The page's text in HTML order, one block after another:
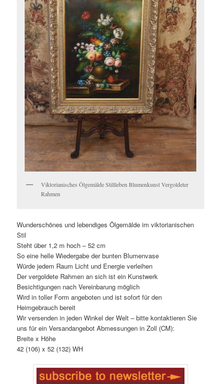
Viktorianisches Ölgemälde Stillleben Blumenkunst Vergoldeter
Rahmen
Wunderschönes und lebendiges Ölgemälde im viktorianischen
Stil
Steht über 1,2 m hoch – 52 cm
So eine helle Wiedergabe der bunten Blumenvase
Würde jedem Raum Licht und Energie verleihen
Der vergoldete Rahmen an sich ist ein Kunstwerk
Besichtigungen nach Vereinbarung möglich
Wird in toller Form angeboten und ist sofort für den
Heimgebrauch bereit
Wir versenden in jeden Winkel der Welt – bitte kontaktieren Sie
uns für ein Versandangebot Abmessungen in Zoll (CM):
Breite x Höhe
42 (106) x 52 (132) WH